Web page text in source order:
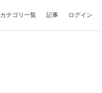
カテゴリ一覧 記事 ログイン